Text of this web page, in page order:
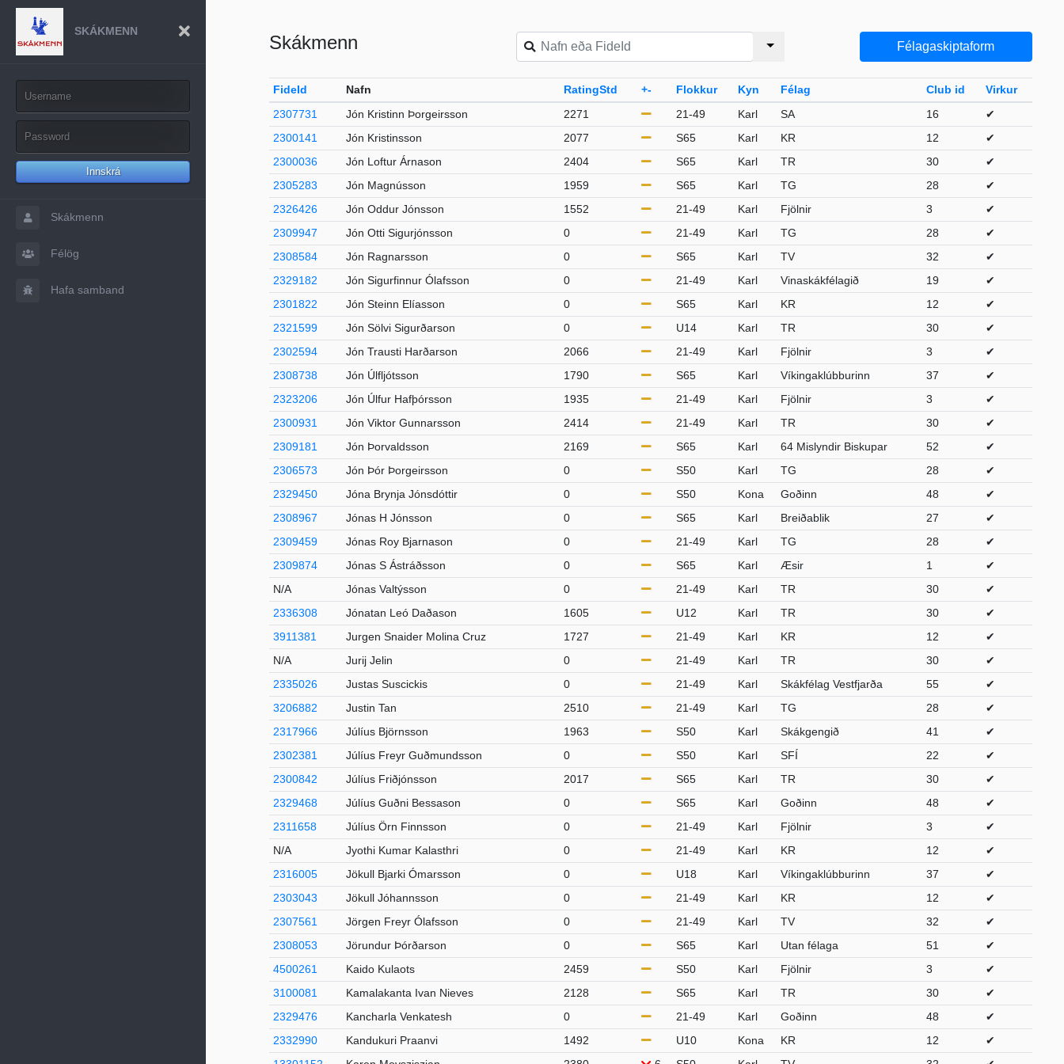
SKÁKMENN
Innskrá
Skákmenn
Félög
Hafa samband
Skákmenn Félagaskiptaform
FideId Nafn RatingStd +- Flokkur Kyn Félag Club id
Virkur
2307731
Jón Kristinn Þorgeirsson 2271 21-49 Karl SA 16
✔
2300141
Jón Kristinsson 2077 S65 Karl KR 12
✔
2300036
Jón Loftur Árnason 2404 S65 Karl TR 30
✔
2305283
Jón Magnússon 1959 S65 Karl TG 28
✔
2326426
Jón Oddur Jónsson 1552 21-49 Karl Fjölnir 3
✔
2309947
Jón Otti Sigurjónsson 0 21-49 Karl TG 28
✔
2308584
Jón Ragnarsson 0 S65 Karl TV 32
✔
2329182
Jón Sigurfinnur Ólafsson 0 21-49 Karl Vinaskákfélagið 19
✔
2301822
Jón Steinn Elíasson 0 S65 Karl KR 12
✔
2321599
Jón Sölvi Sigurðarson 0 U14 Karl TR 30
✔
2302594
Jón Trausti Harðarson 2066 21-49 Karl Fjölnir 3
✔
2308738
Jón Úlfljótsson 1790 S65 Karl Víkingaklúbburinn 37
✔
2323206
Jón Úlfur Hafþórsson 1935 21-49 Karl Fjölnir 3
✔
2300931
Jón Viktor Gunnarsson 2414 21-49 Karl TR 30
✔
2309181
Jón Þorvaldsson 2169 S65 Karl 64 Mislyndir Biskupar 52
✔
2306573
Jón Þór Þorgeirsson 0 S50 Karl TG 28
✔
2329450
Jóna Brynja Jónsdóttir 0 S50 Kona Goðinn 48
✔
2308967
Jónas H Jónsson 0 S65 Karl Breiðablik 27
✔
2309459
Jónas Roy Bjarnason 0 21-49 Karl TG 28
✔
2309874
Jónas S Ástráðsson 0 S65 Karl Æsir 1
✔
N/A
Jónas Valtýsson 0 21-49 Karl TR 30
✔
2336308
Jónatan Leó Daðason 1605 U12 Karl TR 30
✔
3911381
Jurgen Snaider Molina Cruz 1727 21-49 Karl KR 12
✔
N/A
Jurij Jelin 0 21-49 Karl TR 30
✔
2335026
Justas Suscickis 0 21-49 Karl Skákfélag Vestfjarða 55
✔
3206882
Justin Tan 2510 21-49 Karl TG 28
✔
2317966
Júlíus Björnsson 1963 S50 Karl Skákgengið 41
✔
2302381
Júlíus Freyr Guðmundsson 0 S50 Karl SFÍ 22
✔
2300842
Júlíus Friðjónsson 2017 S65 Karl TR 30
✔
2329468
Júlíus Guðni Bessason 0 S65 Karl Goðinn 48
✔
2311658
Júlíus Örn Finnsson 0 21-49 Karl Fjölnir 3
✔
N/A
Jyothi Kumar Kalasthri 0 21-49 Karl KR 12
✔
2316005
Jökull Bjarki Ómarsson 0 U18 Karl Víkingaklúbburinn 37
✔
2303043
Jökull Jóhannsson 0 21-49 Karl KR 12
✔
2307561
Jörgen Freyr Ólafsson 0 21-49 Karl TV 32
✔
2308053
Jörundur Þórðarson 0 S65 Karl Utan félaga 51
✔
4500261
Kaido Kulaots 2459 S50 Karl Fjölnir 3
✔
3100081
Kamalakanta Ivan Nieves 2128 S65 Karl TR 30
✔
2329476
Kancharla Venkatesh 0 21-49 Karl Goðinn 48
✔
2332990
Kandukuri Praanvi 1492 U10 Kona KR 12
✔